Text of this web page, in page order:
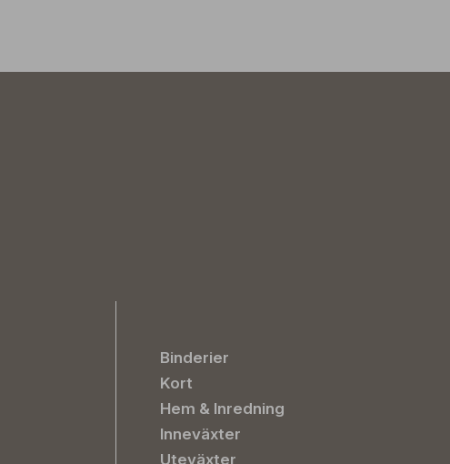
Binderier
Kort
Hem & Inredning
Inneväxter
Uteväxter